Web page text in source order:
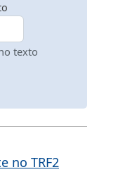
texto
no TRF2